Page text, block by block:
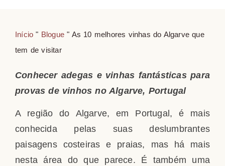
Início " Blogue " As 10 melhores vinhas do Algarve que
tem de visitar
Conhecer adegas e vinhas fantásticas para
provas de vinhos no Algarve, Portugal
A região do Algarve, em Portugal, é mais
conhecida pelas suas deslumbrantes
paisagens costeiras e praias, mas há mais
nesta área do que parece. É também uma